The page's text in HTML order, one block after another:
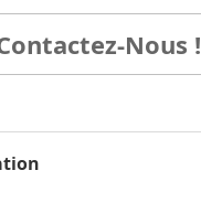
Nous !